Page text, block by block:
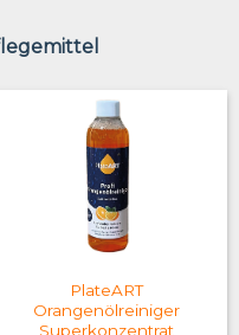
PlateART
Orangenölreiniger
Superkonzentrat